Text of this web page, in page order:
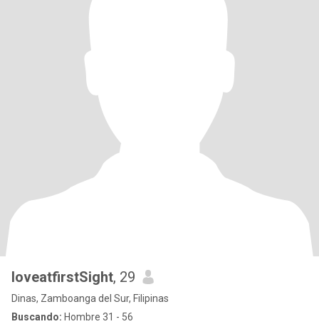
loveatfirstSight, 29
Dinas, Zamboanga del Sur, Filipinas
Buscando: Hombre 31 - 56